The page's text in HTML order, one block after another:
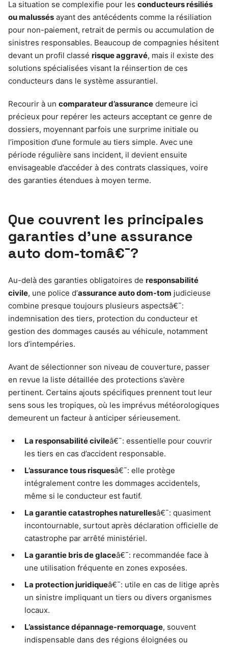
La situation se complexifie pour les conducteurs résiliés
ou malussés ayant des antécédents comme la résiliation
pour non-paiement, retrait de permis ou accumulation de
sinistres responsables. Beaucoup de compagnies hésitent
devant un profil classé risque aggravé, mais il existe des
solutions spécialisées visant la réinsertion de ces
conducteurs dans le système assurantiel.
Recourir à un comparateur d’assurance demeure ici
précieux pour repérer les acteurs acceptant ce genre de
dossiers, moyennant parfois une surprime initiale ou
l’imposition d’une formule au tiers simple. Avec une
période régulière sans incident, il devient ensuite
envisageable d’accéder à des contrats classiques, voire
des garanties étendues à moyen terme.
Que couvrent les principales
garanties d’une assurance
auto dom-tomâ€¯?
Au-delà des garanties obligatoires de responsabilité
civile, une police d’assurance auto dom-tom judicieuse
combine presque toujours plusieurs aspectsâ€¯:
indemnisation des tiers, protection du conducteur et
gestion des dommages causés au véhicule, notamment
lors d’intempéries.
Avant de sélectionner son niveau de couverture, passer
en revue la liste détaillée des protections s’avère
pertinent. Certains ajouts spécifiques prennent tout leur
sens sous les tropiques, où les imprévus météorologiques
demeurent un facteur à anticiper sérieusement.
La responsabilité civileâ€¯: essentielle pour couvrir
les tiers en cas d’accident responsable.
L’assurance tous risquesâ€¯: elle protège
intégralement contre les dommages accidentels,
même si le conducteur est fautif.
La garantie catastrophes naturellesâ€¯: quasiment
incontournable, surtout après déclaration officielle de
catastrophe par arrêté ministériel.
La garantie bris de glaceâ€¯: recommandée face à
une utilisation fréquente en zones exposées.
La protection juridiqueâ€¯: utile en cas de litige après
un sinistre impliquant un tiers ou divers organismes
locaux.
L’assistance dépannage-remorquage, souvent
indispensable dans des régions éloignées ou